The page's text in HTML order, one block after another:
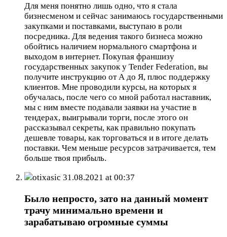
Для меня понятно лишь одно, что я стала
бизнесменом и сейчас занимаюсь государственными
закупками и поставками, выступаю в роли
посредника. Для ведения такого бизнеса можно
обойтись наличием нормального смартфона и
выходом в интернет. Покупая франшизу
государственных закупок у Tender Federation, вы
получите инструкцию от А до Я, плюс поддержку
клиентов. Мне проводили курсы, на которых я
обучалась, после чего со мной работал наставник,
мы с ним вместе подавали заявки на участие в
тендерах, выигрывали торги, после этого он
рассказывал секреты, как правильно покупать
дешевле товары, как торговаться и в итоге делать
поставки. Чем меньше ресурсов затрачивается, тем
больше твоя прибыль.
otixasic 31.08.2021 at 00:37
Было непросто, зато на данный момент
трачу минимально времени и
зарабатываю огромные суммы